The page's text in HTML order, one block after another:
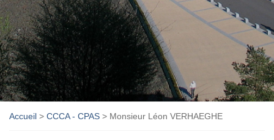
Accueil > CCCA - CPAS > Monsieur Léon VERHAEGHE